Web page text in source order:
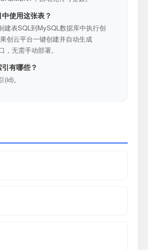
使用这张表？
建表SQL到MySQL数据库中执行创
创云平台一键创建并自动生成
无需手动部署。
有哪些？
。